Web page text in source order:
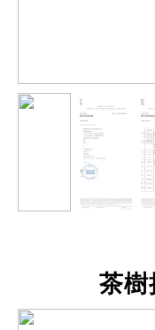
茶